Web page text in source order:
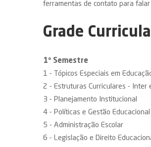
ferramentas de contato para
Grade
1º Semestre
1 - Tópicos Especiais em
2 - Estruturas Curriculares - Inter
3 - Planejamento Institucional
4 - Políticas e Gestão Educacional
5 - Administração Escolar
6 - Legislação e Direito